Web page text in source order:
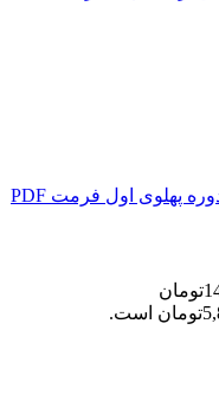
قیمت اصلی 14,600,000تومان